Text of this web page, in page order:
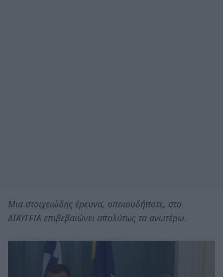
Μια στοιχειώδης έρευνα, οποιουδήποτε, στο
ΔΙΑΥΓΕΙΑ επιβεβαιώνει απολύτως τα ανωτέρω.